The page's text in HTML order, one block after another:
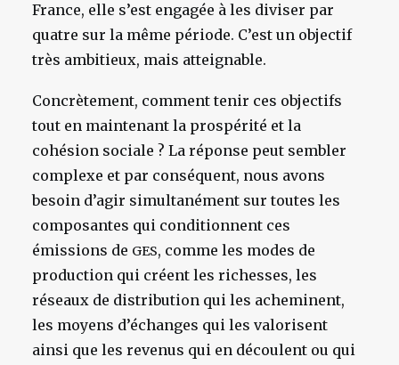
France, elle s’est engagée à les diviser par
quatre sur la même période. C’est un objectif
très ambitieux, mais atteignable.
Concrètement, comment tenir ces objectifs
tout en maintenant la prospérité et la
cohésion sociale ? La réponse peut sembler
complexe et par conséquent, nous avons
besoin d’agir simultanément sur toutes les
composantes qui conditionnent ces
émissions de GES, comme les modes de
production qui créent les richesses, les
réseaux de distribution qui les acheminent,
les moyens d’échanges qui les valorisent
ainsi que les revenus qui en découlent ou qui